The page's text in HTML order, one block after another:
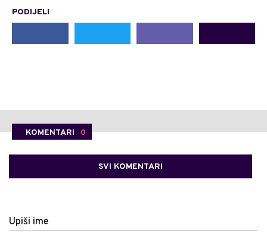
PODIJELI
KOMENTARI 0
SVI KOMENTARI
Upiši ime